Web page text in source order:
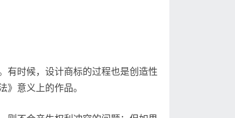
有时候，设计商标的过程也是创造性
》意义上的作品。